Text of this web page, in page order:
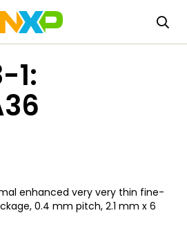
1:
enhanced very very thin fine-
0.4 mm pitch, 2.1 mm x 6